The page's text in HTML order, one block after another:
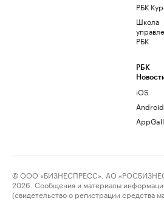
РБК
Школа
РБК
РБК
iOS
Android
© ООО «БИЗНЕСПРЕСС», АО
2026. Сообщения и материалы
(свидетельство о регистрации средства